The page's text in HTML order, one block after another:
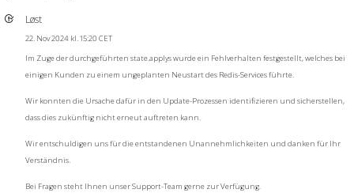
Løst
22. Nov 2024 kl. 15:20 CET
Im Zuge der durchgeführten state.applys wurde ein Fehlverhalten festgestellt, welches bei
einigen Kunden zu einem ungeplanten Neustart des Redis-Services führte.
Wir konnten die Ursache dafür in den Update-Prozessen identifizieren und sicherstellen,
dass dies zukünftig nicht erneut auftreten kann.
Wir entschuldigen uns für die entstandenen Unannehmlichkeiten und danken für Ihr
Verständnis.
Bei Fragen steht Ihnen unser Support-Team gerne zur Verfügung.